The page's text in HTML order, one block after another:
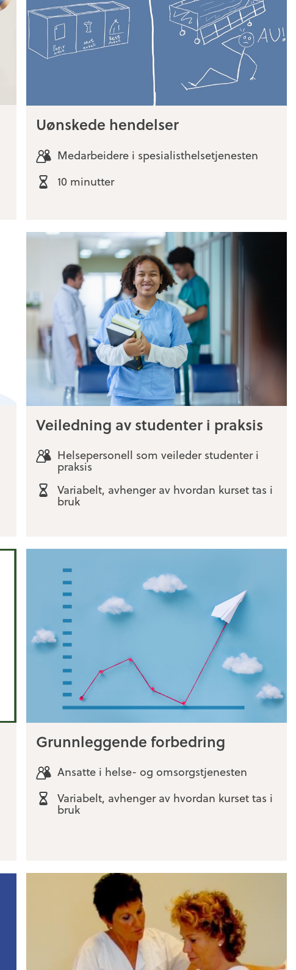
Uønskede hendelser
Medarbeidere i spesialisthelsetjenesten
10 minutter
Veiledning av studenter i praksis
Helsepersonell som veileder studenter i
praksis
Variabelt, avhenger av hvordan kurset tas i
bruk
Grunnleggende forbedring
Ansatte i helse- og omsorgstjenesten
Variabelt, avhenger av hvordan kurset tas i
bruk